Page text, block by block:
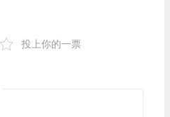
投上你的一票